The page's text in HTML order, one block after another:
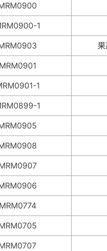
1
MRM0901
1
1
MRM0774